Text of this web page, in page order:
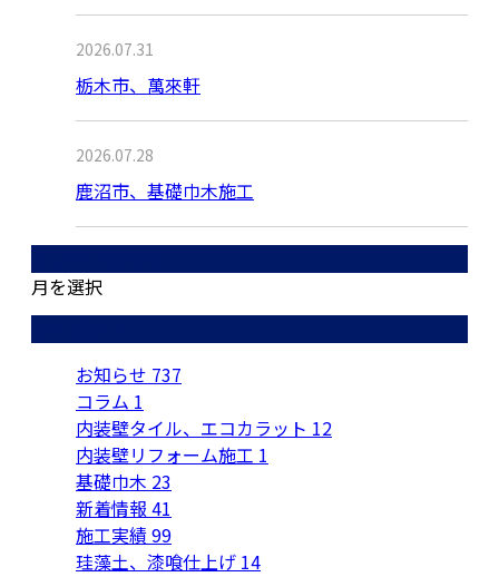
2026.07.31
栃木市、萬來軒
2026.07.28
鹿沼市、基礎巾木施工
月を選択
お知らせ 737
コラム 1
内装壁タイル、エコカラット 12
内装壁リフォーム施工 1
基礎巾木 23
新着情報 41
施工実績99
珪藻土、漆喰仕上げ 14